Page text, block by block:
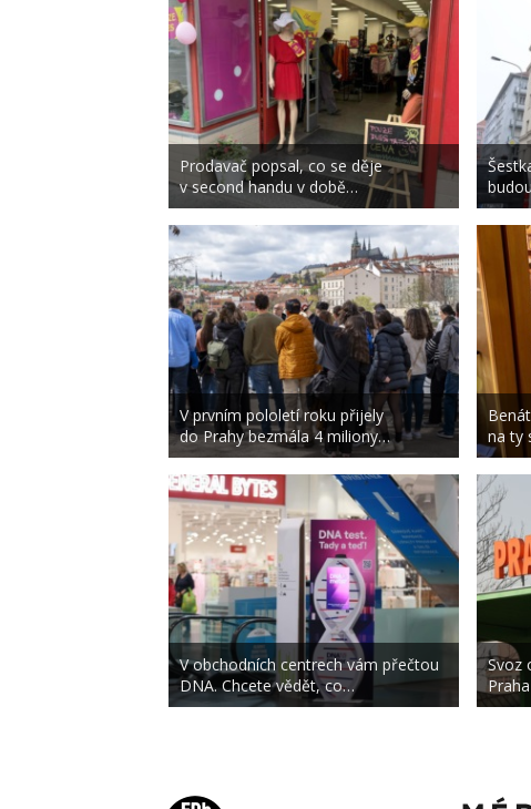
Prodavač popsal, co se děje
v second handu v době…
V prvním pololetí roku přijely
do Prahy bezmála 4 miliony…
V obchodních centrech vám přečtou
DNA. Chcete vědět, co…
na ty
Svoz